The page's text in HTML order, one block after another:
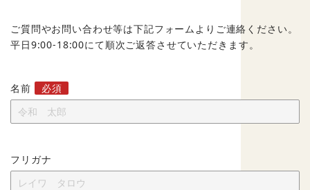
ご質問やお問い合わせ等は下記フォームよりご連絡ください。
平日9:00-18:00にて順次ご返答させていただきます。
名前
フリガナ